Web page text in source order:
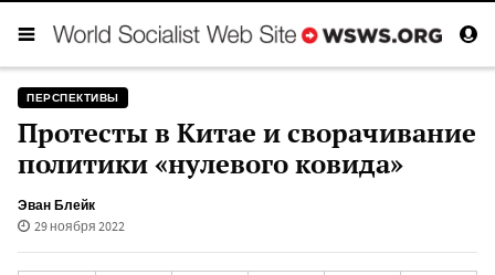
ПЕРСПЕКТИВЫ
Протесты в Китае и сворачивание
политики «нулевого ковида»
Эван Блейк
29 ноября 2022